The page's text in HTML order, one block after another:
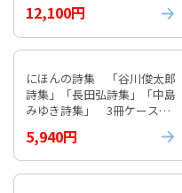
12,100円
にほんの詩集 「谷川俊太郎
詩集」「長田弘詩集」「中島
みゆき詩集」 3冊ケース入
5,940円